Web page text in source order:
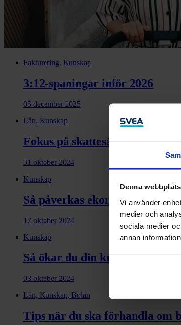
Denna
Vi använder
medier och
sociala medier
annan
Fakturering, Kunskap
3:12-spaningar inför 2026
05 december 2025
Lån, Kunskap
Fokus på skattesänkningar i
31 oktober 2024
Kunskap
Så påverkas ekonomin av att
17 oktober 2024
Kunskap
Så ökar du din kreditvärdighet
03 oktober 2024
Lån, Kunskap, Bolån
Tips när du ska förhandla om